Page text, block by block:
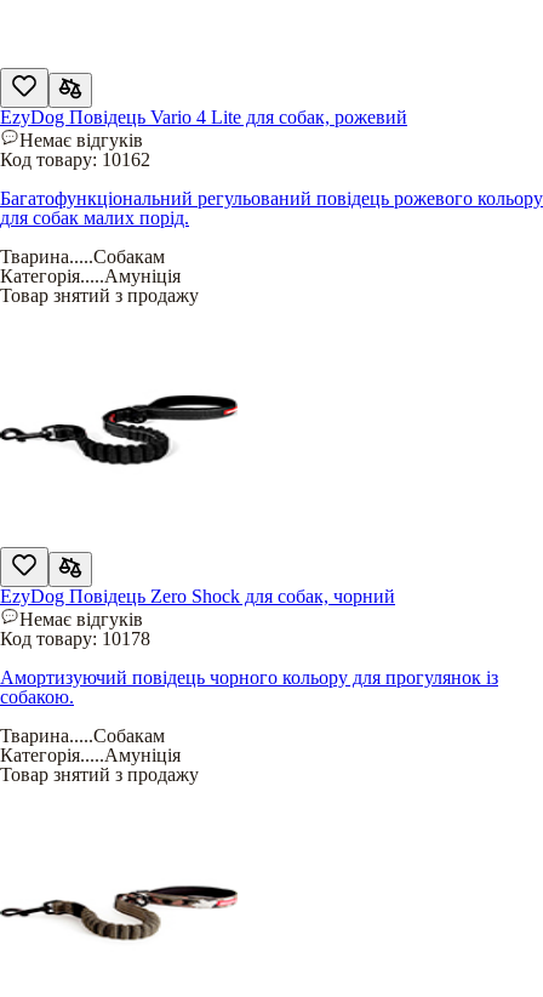
EzyDog Повідець Vario 4 Lite для собак, рожевий
Немає відгуків
Код товару: 10162
Багатофункціональний регульований повідець рожевого кольору
для собак малих порід.
Тварина.....Собакам
Категорія.....Амуніція
Товар знятий з продажу
EzyDog Повідець Zero Shock для собак, чорний
Немає відгуків
Код товару: 10178
Амортизуючий повідець чорного кольору для прогулянок із
собакою.
Тварина.....Собакам
Категорія.....Амуніція
Товар знятий з продажу